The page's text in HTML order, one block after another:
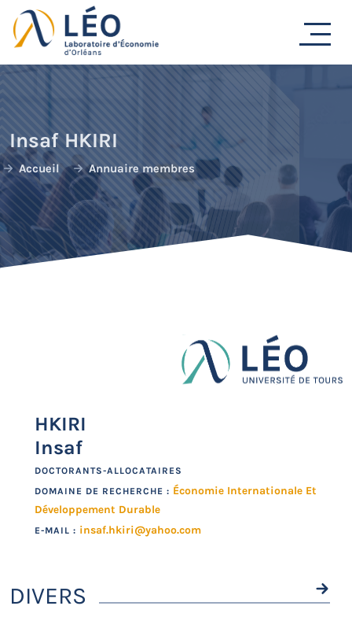
Passer
au
contenu
Insaf HKIRI
Accueil Annuaire membres
HKIRI
Insaf
DOCTORANTS-ALLOCATAIRES
DOMAINE DE RECHERCHE : Économie Internationale Et
Développement Durable
E-MAIL : insaf.hkiri@yahoo.com
DIVERS